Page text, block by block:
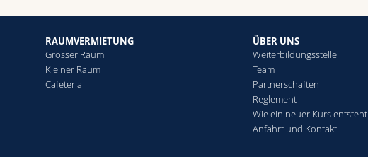
RAUMVERMIETUNG
Grosser Raum
Kleiner Raum
Cafeteria
ÜBER UNS
Weiterbildungsstelle
Team
Partnerschaften
Reglement
Wie ein neuer Kurs entsteht
Anfahrt und Kontakt